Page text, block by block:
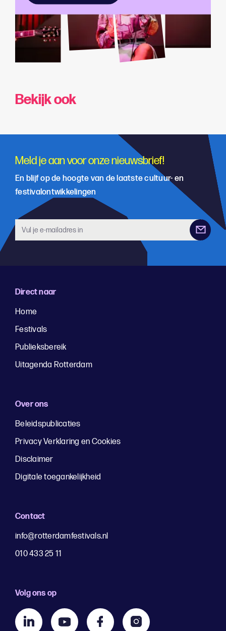
Bekijk ook
Meld je aan voor onze nieuwsbrief!
En blijf op de hoogte van de laatste cultuur- en
festivalontwikkelingen
Direct naar
Home
Festivals
Publieksbereik
Uitagenda Rotterdam
Over ons
Beleidspublicaties
Privacy Verklaring en Cookies
Disclaimer
Digitale toegankelijkheid
Contact
info@rotterdamfestivals.nl
010 433 25 11
Volg ons op